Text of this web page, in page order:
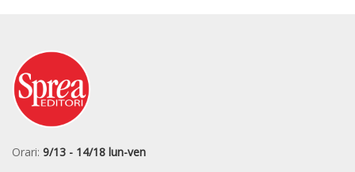
Orari: 9/13 - 14/18 lun-ven